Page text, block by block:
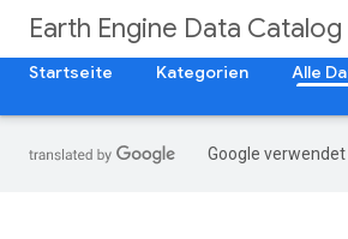
Earth Engine Data Catalog
Startseite
Kategorien Alle
Google